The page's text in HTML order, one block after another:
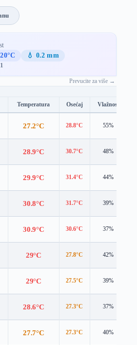
💧 0.2 mm
Prevucite za više →
Temperatura Osećaj Vlažnost
27.2°C 28.8°C 55%
28.9°C 30.7°C 48%
29.9°C 31.4°C 44%
30.8°C 31.7°C 39%
30.9°C 30.6°C 37%
29°C 27.8°C 42%
29°C 27.5°C 39%
28.6°C 27.3°C 37%
27.7°C 27.3°C 40%